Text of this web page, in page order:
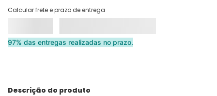
Calcular frete e prazo de entrega
97% das entregas realizadas no prazo.
Descrição do produto